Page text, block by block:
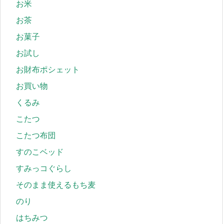
お米
お茶
お菓子
お試し
お財布ポシェット
お買い物
くるみ
こたつ
こたつ布団
すのこベッド
すみっコぐらし
そのまま使えるもち麦
のり
はちみつ